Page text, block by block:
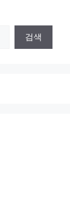
검색